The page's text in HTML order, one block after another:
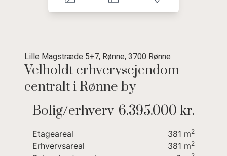
Lille Magstræde 5+7, Rønne, 3700 Rønne
Velholdt erhvervsejendom
centralt i Rønne by
have.
Attraktivt beliggende centralt i Rønne By.
Bolig/erhverv 6.395.000 kr.
Etageareal 381 m2
Erhvervsareal 381 m2